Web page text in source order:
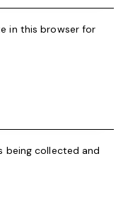
in this browser for
being collected and